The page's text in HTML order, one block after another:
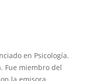
en Psicología.
Fue miembro del